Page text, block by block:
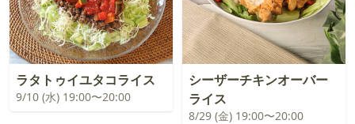
ラタトゥイユタコライス
9/10 (水) 19:00〜20:00
シーザーチキンオーバー
ライス
8/29 (金) 19:00〜20:00